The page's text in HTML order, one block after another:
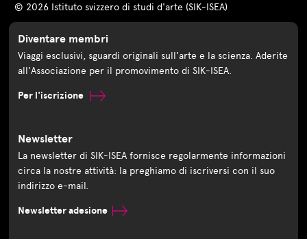
© 2026 Istituto svizzero di studi d'arte (SIK-ISEA)
Diventare membri
Viaggi esclusivi, sguardi originali sull'arte e la scienza. Aderite
all'Associazione per il promovimento di SIK-ISEA.
Per l'iscrizione
Newsletter
La newsletter di SIK-ISEA fornisce regolarmente informazioni
circa la nostre attività: la preghiamo di iscriversi con il suo
indirizzo e-mail.
Newsletter adesione